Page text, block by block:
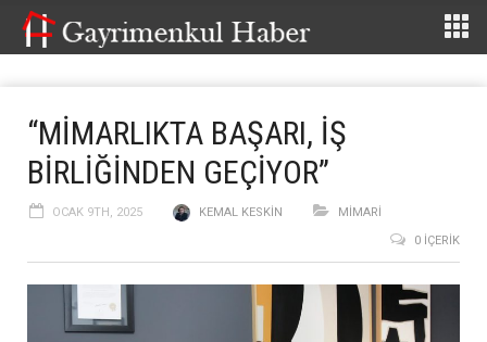
“MİMARLIKTA BAŞARI, İŞ
BİRLİĞİNDEN GEÇİYOR”
OCAK 9TH, 2025 KEMAL KESKIN
MİMARİ
0 İÇERIK